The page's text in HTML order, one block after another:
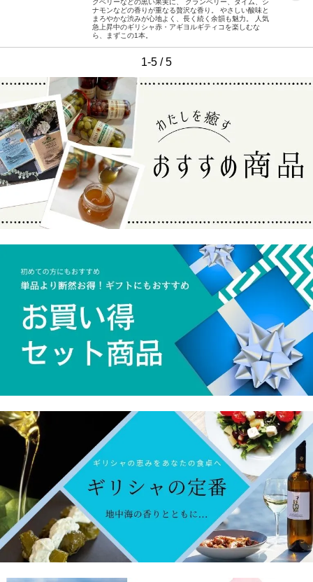
クベリーなどの黒い果実に、 クランベリー、タイム、シ
ナモンなどの香りが重なる贅沢な香り。 やさしい酸味と
まろやかな渋みが心地よく、長く続く余韻も魅力。 人気
急上昇中のギリシャ赤・アギヨルギティコを楽しむな
ら、まずこの1本。
1-5 / 5